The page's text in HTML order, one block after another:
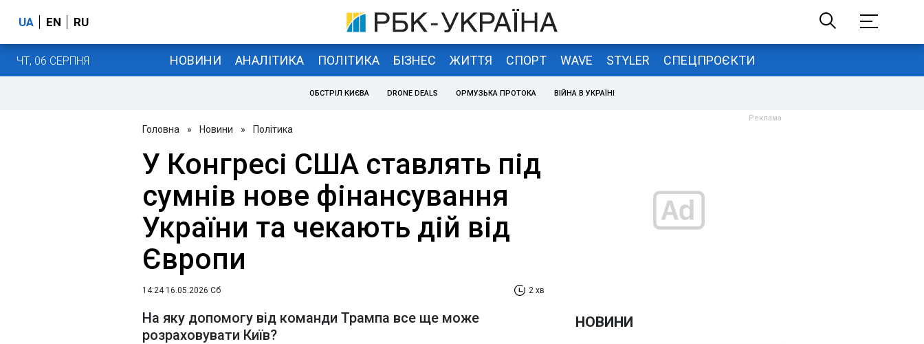
UA EN RU
ЧТ, 06 СЕРПНЯ НОВИНИ АНАЛІТИКА ПОЛІТИКА БІЗНЕС ЖИТТЯ СПОРТ WAVE STYLER СПЕЦПРОЄКТИ
ОБСТРІЛ КИЄВА DRONE DEALS ОРМУЗЬКА ПРОТОКА ВІЙНА В УКРАЇНІ
Головна » Новини » Політика
У Конгресі США ставлять під
сумнів нове фінансування
України та чекають дій від
Європи
14:24 16.05.2026 Сб 2 хв
На яку допомогу від команди Трампа все ще може
розраховувати Київ?
НОВИНИ